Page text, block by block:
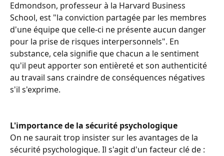
Edmondson, professeur à la Harvard Business
School, est "la conviction partagée par les membres
d'une équipe que celle-ci ne présente aucun danger
pour la prise de risques interpersonnels". En
substance, cela signifie que chacun a le sentiment
qu'il peut apporter son entièreté et son authenticité
au travail sans craindre de conséquences négatives
s'il s'exprime.
L'importance de la sécurité psychologique
On ne saurait trop insister sur les avantages de la
sécurité psychologique. Il s'agit d'un facteur clé de :